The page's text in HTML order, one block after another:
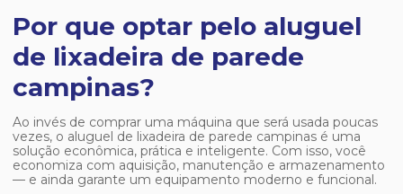
Por que optar pelo aluguel
de lixadeira de parede
campinas?
Ao invés de comprar uma máquina que será usada poucas
vezes, o aluguel de lixadeira de parede campinas é uma
solução econômica, prática e inteligente. Com isso, você
economiza com aquisição, manutenção e armazenamento
— e ainda garante um equipamento moderno e funcional.